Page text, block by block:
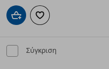
Προσθήκη στο καλάθι
Προσθήκη στα
Σύγκριση